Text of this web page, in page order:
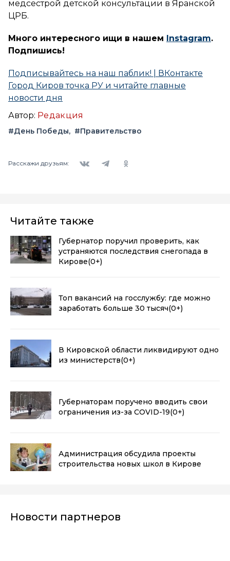
медсестрой детской консультации в Яранской
ЦРБ.
Много интересного ищи в нашем Instagram.
Подпишись!
Подписывайтесь на наш паблик! | ВКонтакте
Город Киров точка РУ и читайте главные
новости дня
Автор: Редакция
#День Победы #Правительство
Расскажи друзьям:
Читайте также
Губернатор поручил проверить, как
устраняются последствия снегопада в
Кирове(0+)
Топ вакансий на госслужбу: где можно
заработать больше 30 тысяч(0+)
В Кировской области ликвидируют одно
из министерств(0+)
Губернаторам поручено вводить свои
ограничения из-за COVID-19(0+)
Администрация обсудила проекты
строительства новых школ в Кирове
Новости партнеров